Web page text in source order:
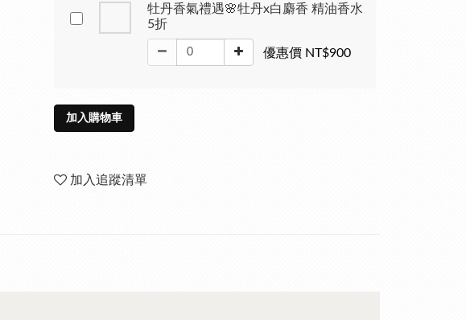
牡丹香氣禮遇🌸牡丹x白麝香 精油香水
5折
優惠價 NT$900
加入購物車
加入追蹤清單